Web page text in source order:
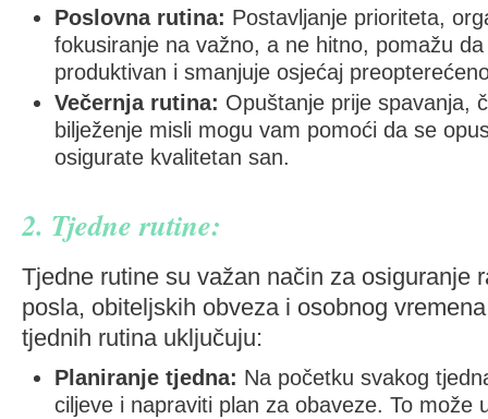
Poslovna rutina: Postavljanje prioriteta,
fokusiranje na važno, a ne hitno, pomažu
produktivan i smanjuje osjećaj
Večernja rutina: Opuštanje prije spavanja,
bilježenje misli mogu vam pomoći da se
osigurate kvalitetan san.
2. Tjedne rutine:
Tjedne rutine su važan način za osiguranje
posla, obiteljskih obveza i osobnog
tjednih rutina uključuju:
Planiranje tjedna: Na početku svakog
ciljeve i napraviti plan za obaveze. To može